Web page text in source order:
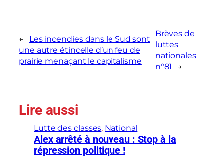
←
Les incendies dans le Sud sont
une autre étincelle d’un feu de
prairie menaçant le capitalisme
Brèves de
luttes
nationales
n°81
→
Lire aussi
Lutte des classes, National
Alex arrêté à nouveau : Stop à la
répression politique !